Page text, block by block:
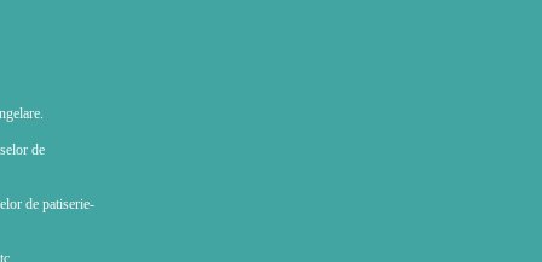
de
de patiserie-